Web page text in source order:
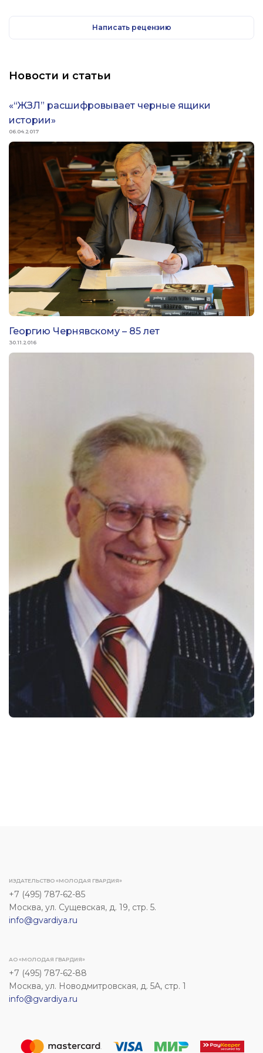
Написать рецензию
Новости и статьи
«“ЖЗЛ” расшифровывает черные ящики
истории»
06.04.2017
Георгию Чернявскому – 85 лет
30.11.2016
ИЗДАТЕЛЬСТВО «МОЛОДАЯ ГВАРДИЯ»
+7 (495) 787-62-85
Москва, ул. Сущевская, д. 19, стр. 5.
info@gvardiya.ru
АО «МОЛОДАЯ ГВАРДИЯ»
+7 (495) 787-62-88
Москва, ул. Новодмитровская, д. 5А, стр. 1
info@gvardiya.ru